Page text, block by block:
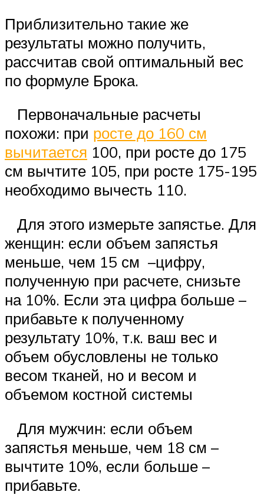
Приблизительно такие же
результаты можно получить,
рассчитав свой оптимальный вес
по формуле Брока.
Первоначальные расчеты
похожи: при росте до 160 см
вычитается 100, при росте до 175
см вычтите 105, при росте 175-195
необходимо вычесть 110.
Для этого измерьте запястье. Для
женщин: если объем запястья
меньше, чем 15 см –цифру,
полученную при расчете, снизьте
на 10%. Если эта цифра больше –
прибавьте к полученному
результату 10%, т.к. ваш вес и
объем обусловлены не только
весом тканей, но и весом и
объемом костной системы
Для мужчин: если объем
запястья меньше, чем 18 см –
вычтите 10%, если больше –
прибавьте.